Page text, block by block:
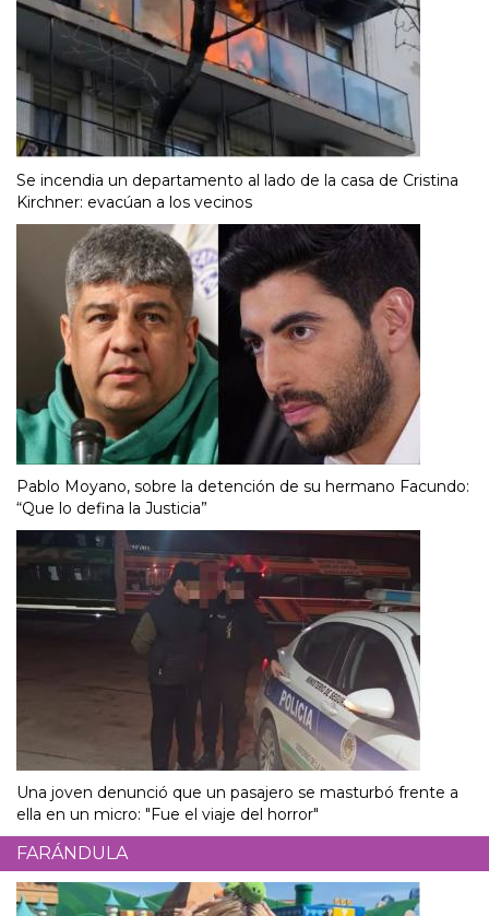
Se incendia un departamento al lado de la casa de Cristina
Kirchner: evacúan a los vecinos
Pablo Moyano, sobre la detención de su hermano Facundo:
“Que lo defina la Justicia”
Una joven denunció que un pasajero se masturbó frente a
ella en un micro: "Fue el viaje del horror"
FARÁNDULA